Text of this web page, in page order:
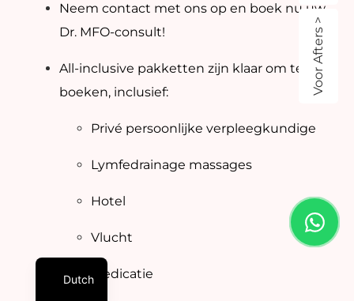
Neem contact met ons op en boek nu uw
Dr. MFO-consult!
All-inclusive pakketten zijn klaar om te
boeken, inclusief:
Privé persoonlijke verpleegkundige
Lymfedrainage massages
Hotel
Vlucht
Medicatie
Voor Afters >
Dutch